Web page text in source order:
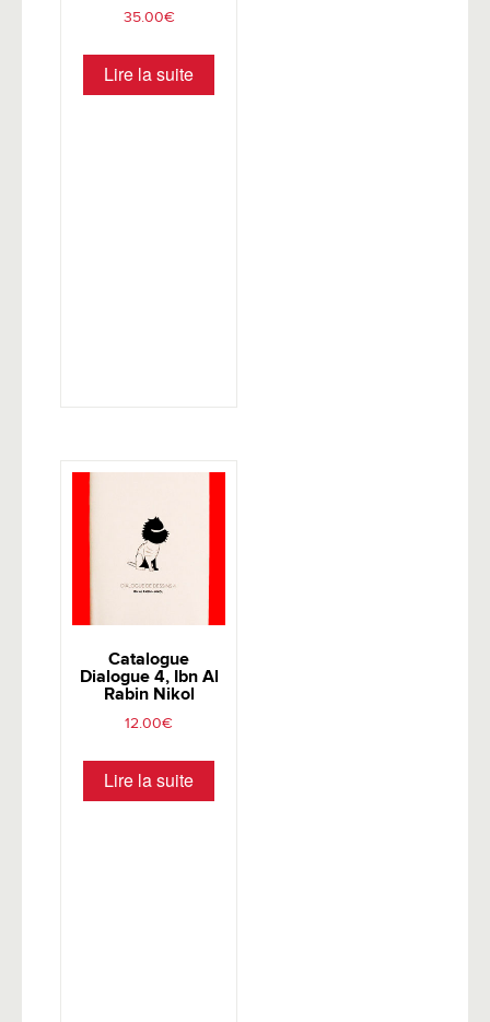
35.00€
Lire la suite
Catalogue
Dialogue 4, Ibn Al
Rabin Nikol
12.00€
Lire la suite